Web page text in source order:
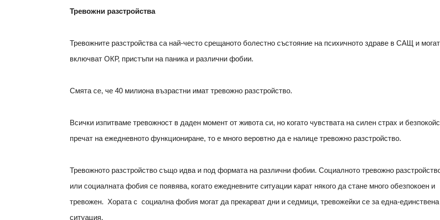
Тревожни разстройства
Тревожните разстройства са най-често срещаното болестно състояние на психичното здраве в САЩ и
включват ОКР, пристъпи на паника и различни фобии.
Смята се, че 40 милиона възрастни имат тревожно разстройство.
Всички изпитваме тревожност в даден момент от живота си, но когато чувствата на силен страх и
пречат на ежедневното функциониране, то е много веровтно да е налице тревожно разстройство.
Тревожното разстройство също идва и под формата на различни фобии. Социалното тревожно
или социалната фобия се появява, когато ежедневните ситуации карат някого да стане много обезпокоен и
тревожен. Хората с социална фобия могат да прекарват дни и седмици, тревожейки се за една-единствена
ситуация.